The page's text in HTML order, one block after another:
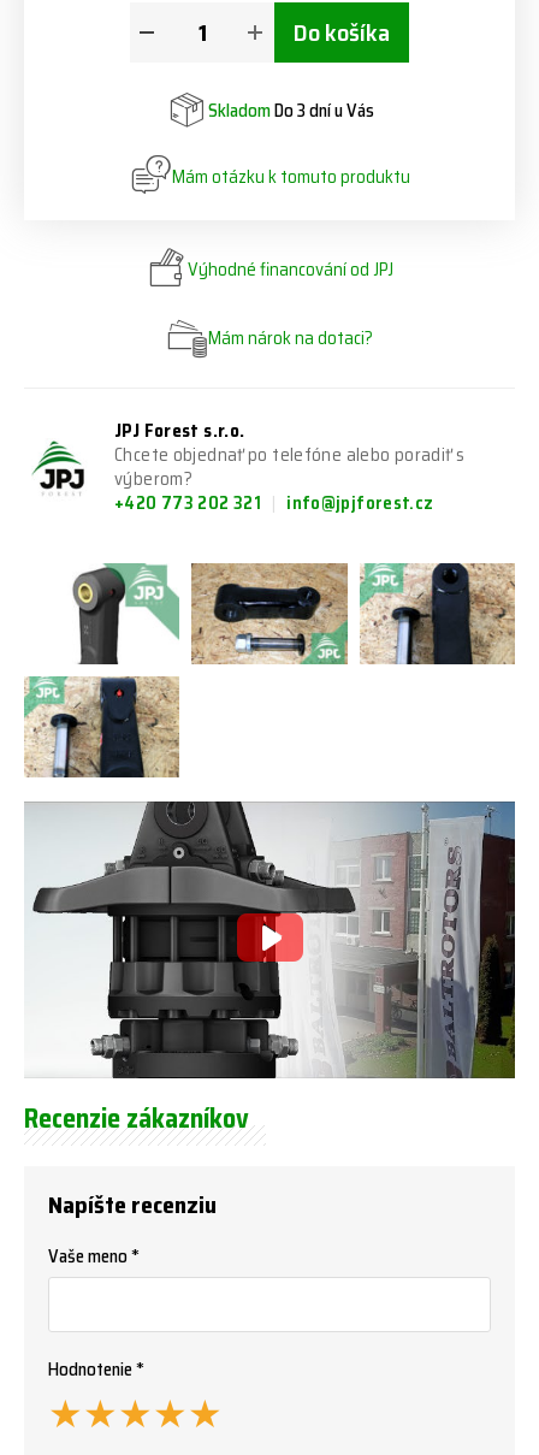
Do košíka
SkladomDo 3 dní u Vás
Mám otázku k tomuto produktu
Výhodné financování od JPJ
Mám nárok na dotaci?
JPJ Forest s.r.o.
Chcete objednať po telefóne alebo poradiť s
výberom?
+420 773 202 321
info@jpjforest.cz
Recenzie zákazníkov
Napíšte recenziu
Vaše meno *
Hodnotenie *
★
★
★
★
★